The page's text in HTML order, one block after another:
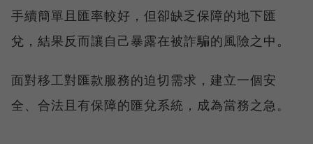
手續簡單且匯率較好，但卻缺乏保障的地下匯
兌，結果反而讓自己暴露在被詐騙的風險之中。
面對移工對匯款服務的迫切需求，建立一個安
全、合法且有保障的匯兌系統，成為當務之急。